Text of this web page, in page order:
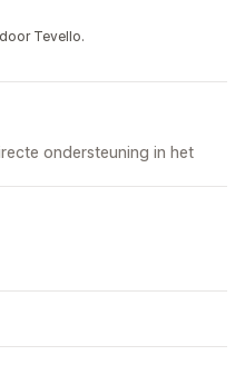
Tevello.
ondersteuning in het